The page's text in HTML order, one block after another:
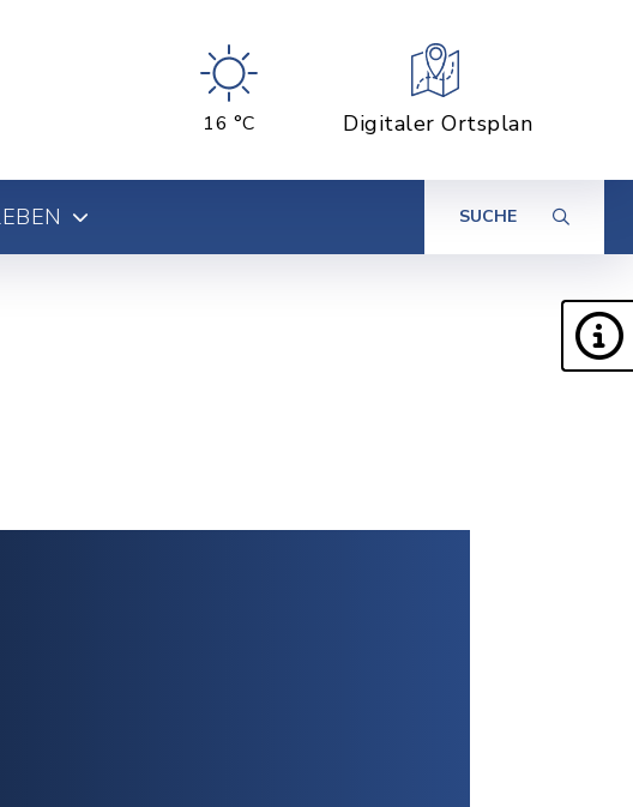
16 °C Digitaler Ortsplan
SUCHE